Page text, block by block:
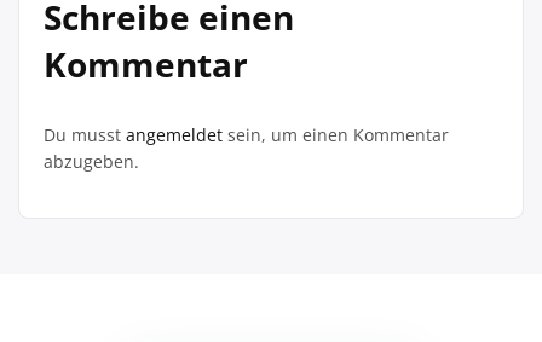
Schreibe einen
Kommentar
Du musst angemeldet sein, um einen Kommentar
abzugeben.